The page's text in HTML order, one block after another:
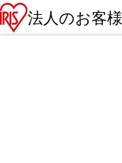
法人のお客様